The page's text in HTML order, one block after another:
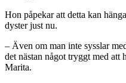
Hon påpekar att detta kan
dyster just nu.
– Även om man inte sysslar
det nästan något tryggt med att
Marita.